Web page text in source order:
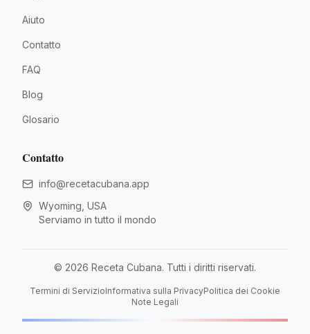
Aiuto
Contatto
FAQ
Blog
Glosario
Contatto
info@recetacubana.app
Wyoming, USA
Serviamo in tutto il mondo
© 2026 Receta Cubana. Tutti i diritti riservati.
Termini di ServizioInformativa sulla PrivacyPolitica dei Cookie
Note Legali